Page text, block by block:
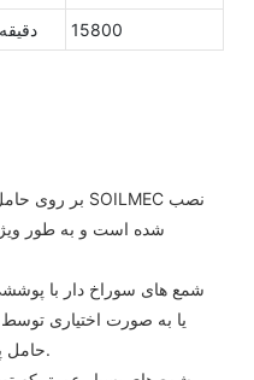
دقیقه 15800
شده است و به طور
یا به صورت اختیاری
حامل پایه تغذیه می شود، هدایت می شود.